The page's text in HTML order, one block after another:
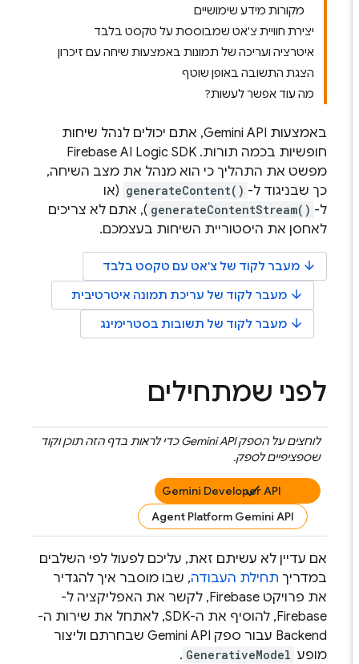
מקורות מידע שימושיים
יצירת חוויית צ'אט שמבוססת על טקסט בלבד
איטרציה ועריכה של תמונות באמצעות שיחה עם זיכרון
הצגת התשובה באופן שוטף
מה עוד אפשר לעשות?
באמצעותGemini API, אתם יכולים לנהל שיחות
חופשיות בכמה תורות. ‫
Firebase AI LogicSDK
מפשט את התהליך כי הוא מנהל את מצב השיחה,
כך שבניגוד ל- generateContent() (או
ל- generateContentStream() ), אתם לא צריכים
לאחסן את היסטוריית השיחות בעצמכם.
arrow_downwardמעבר לקוד של צ'אט עם טקסט בלבד
arrow_downwardמעבר לקוד של עריכת תמונה איטרטיבית
arrow_downwardמעבר לקוד של תשובות בסטרימינג
לפני שמתחילים
לוחצים על הספקGemini APIכדי לראות בדף הזה תוכן וקוד
שספציפיים לספק.
Gemini Developer API
Agent Platform Gemini API
אם עדיין לא עשיתם זאת, עליכם לפעול לפי השלבים
במדריךתחילת העבודה, שבו מוסבר איך להגדיר
את פרויקט Firebase, לקשר את האפליקציה ל-
Firebase, להוסיף את ה-SDK, לאתחל את שירות ה-
Backend עבור ספק
Gemini APIשבחרתם וליצור
מופע GenerativeModel
.